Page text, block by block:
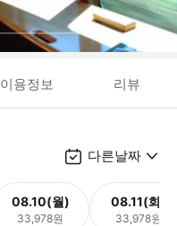
이용정보 리뷰
다른날짜
08.10(월)
33,978원
08.11(화)
33,978원